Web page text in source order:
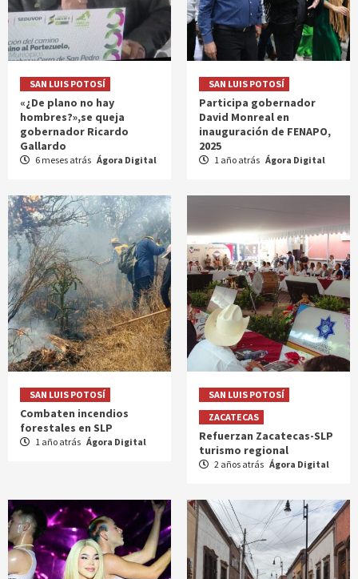
SAN LUIS POTOSÍ
«¿De plano no hay
hombres?»,se queja
gobernador Ricardo
Gallardo
6 meses atrás Ágora Digital
SAN LUIS POTOSÍ
Participa gobernador
David Monreal en
inauguración de FENAPO,
2025
1 año atrás Ágora Digital
SAN LUIS POTOSÍ
Combaten incendios
forestales en SLP
1 año atrás Ágora Digital
SAN LUIS POTOSÍ
ZACATECAS
Refuerzan Zacatecas-SLP
turismo regional
2 años atrás Ágora Digital